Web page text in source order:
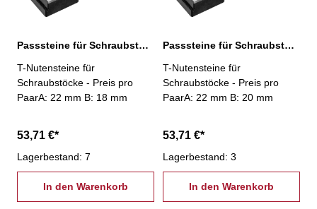
Passsteine für Schraubstöcke, 22/18 mm
T-Nutensteine für
Schraubstöcke - Preis pro
PaarA: 22 mm B: 18 mm
53,71 €*
Lagerbestand: 7
In den Warenkorb
Passsteine für Schraubstöcke, 22/20 mm
T-Nutensteine für
Schraubstöcke - Preis pro
PaarA: 22 mm B: 20 mm
53,71 €*
Lagerbestand: 3
In den Warenkorb